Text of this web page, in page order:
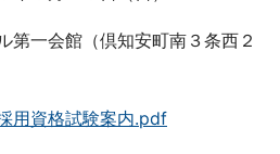
会館（倶知安町南３条西２
用資格試験案内.pdf